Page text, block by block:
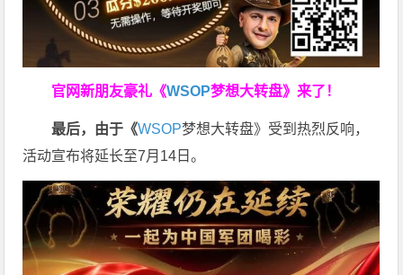
官网新朋友豪礼 《WSOP梦想大转盘》来了！
最后，由于《WSOP梦想大转盘》受到热烈反响，
活动宣布将延长至7月14日。